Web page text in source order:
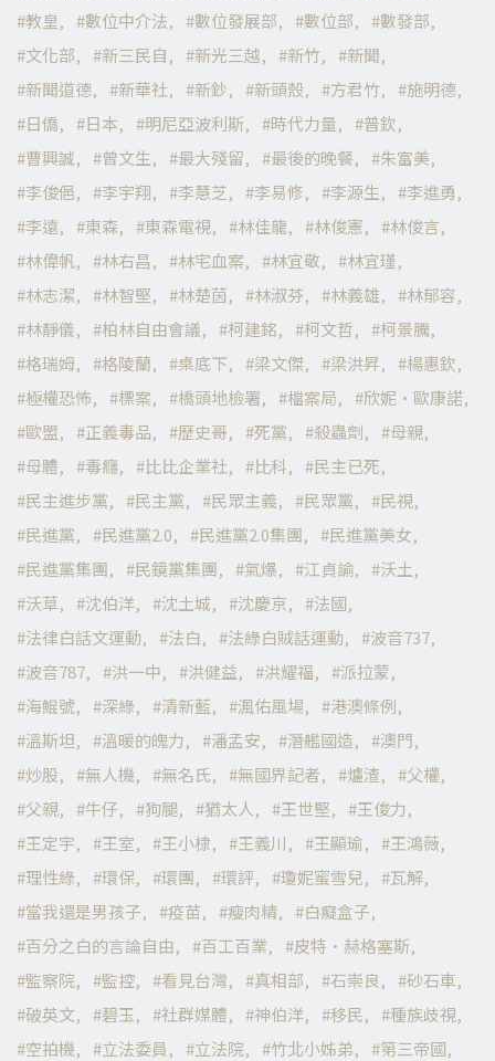
教皇
數位中介法 數位發展部 數位部
數發部
文化部
新三民自 新光三越 新竹
新聞
新聞道德
新華社 新鈔 新頭殼 方君竹
施明德
日僑
日本 明尼亞波利斯 時代力量
普欽
曹興誠
曾文生 最大殘留 最後的晚餐
朱富美
李俊俋
李宇翔 李慧芝 李易修 李源生
李進勇
李遠
東森 東森電視 林佳龍 林俊憲
林俊言
林偉帆
林右昌 林宅血案 林宜敬
林宜瑾
林志潔
林智堅 林楚茵 林淑芬 林義雄
林郁容
林靜儀
柏林自由會議 柯建銘 柯文哲
柯景騰
格瑞姆
格陵蘭 桌底下 梁文傑 梁洪昇
楊惠欽
極權恐怖
標案 橋頭地檢署 檔案局
欣妮·歐康諾
歐盟
正義毒品 歷史哥 死黨 殺蟲劑
母親
母體
毒癮 比比企業社 比科
民主已死
民主進步黨
民主黨 民眾主義 民眾黨
民視
民進黨
民進黨2.0 民進黨2.0集團
民進黨美女
民進黨集團
民鏡黨集團 氣爆 江貞諭
沃土
沃草
沈伯洋 沈土城 沈慶京
法國
法律白話文運動
法白 法綠白賊話運動
波音737
波音787
洪一中 洪健益 洪耀福
派拉蒙
海鯤號
深綠 清新藍 渢佑風場
港澳條例
溫斯坦
溫暖的魄力 潘孟安 潛艦國造
澳門
炒股
無人機 無名氏 無國界記者 爐渣
父權
父親
牛仔 狗腿 猶太人 王世堅
王俊力
王定宇
王室 王小棣 王義川 王顯瑜
王鴻薇
理性綠
環保 環團 環評 瓊妮蜜雪兒
瓦解
當我還是男孩子
疫苗 瘦肉精
白癡盒子
百分之白的言論自由
百工百業
皮特·赫格塞斯
監察院
監控 看見台灣 真相部 石崇良
砂石車
破英文
碧玉 社群媒體 神伯洋 移民
種族歧視
空拍機
立法委員 立法院 竹北小姊弟
第三帝國